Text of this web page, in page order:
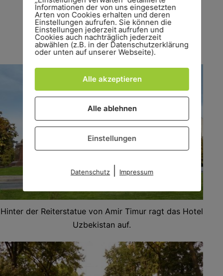
Monumentale Statuen sind auch
reichlich vorhanden.
Hinter der Reiterstatue von Amir Timur ragt das Hotel
Uzbekistan auf.
Informationen der von uns eingesetzten
Arten von Cookies erhalten und deren
Einstellungen aufrufen. Sie können die
Einstellungen jederzeit aufrufen und
Cookies auch nachträglich jederzeit
abwählen (z.B. in der Datenschutzerklärung
oder unten auf unserer Webseite).
Alle akzeptieren
Alle ablehnen
Einstellungen
Datenschutz| Impressum